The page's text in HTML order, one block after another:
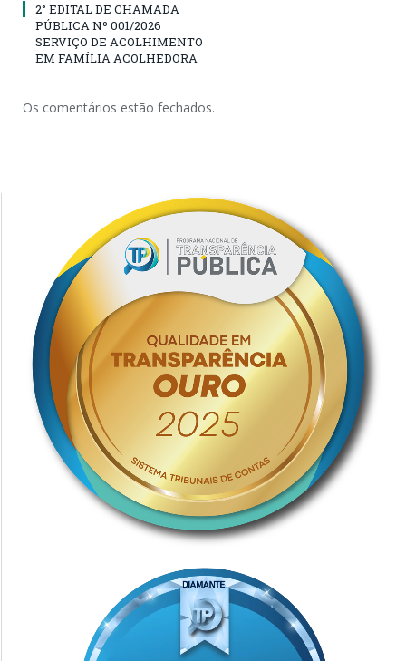
2° EDITAL DE CHAMADA
PÚBLICA Nº 001/2026
SERVIÇO DE ACOLHIMENTO
EM FAMÍLIA ACOLHEDORA
Os comentários estão fechados.